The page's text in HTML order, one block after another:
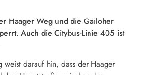
Haager Weg und die Gailoher
Auch die Citybus-Linie 405 ist
weist darauf hin, dass der Haager